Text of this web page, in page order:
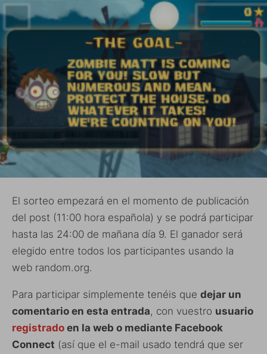
El sorteo empezará en el momento de publicación
del post (11:00 hora española) y se podrá participar
hasta las 24:00 de mañana día 9. El ganador será
elegido entre todos los participantes usando la
web random.org.
Para participar simplemente tenéis que dejar un
comentario en esta entrada, con vuestro usuario
registrado en la web o mediante Facebook
Connect (así que el e-mail usado tendrá que ser